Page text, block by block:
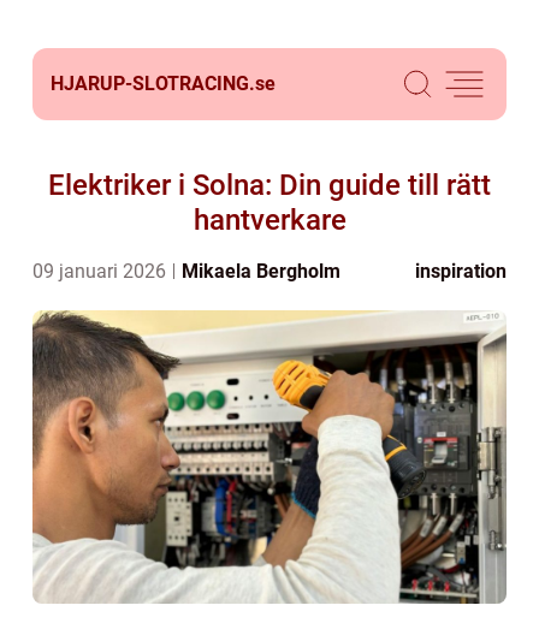
HJARUP-SLOTRACING.se
Elektriker i Solna: Din guide till rätt
hantverkare
09 januari 2026 Mikaela Bergholm inspiration